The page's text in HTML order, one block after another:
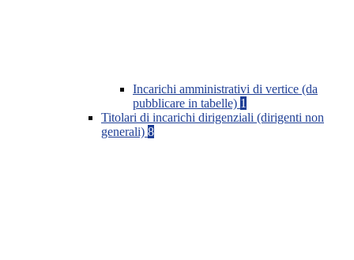
Incarichi amministrativi di vertice (da
pubblicare in tabelle) 1
Titolari di incarichi dirigenziali (dirigenti non
generali) 8